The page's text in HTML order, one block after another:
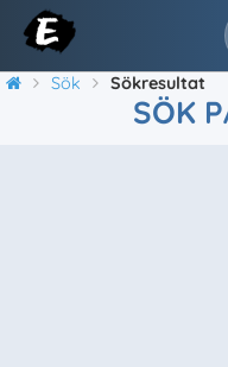
Sök Sökresultat
SÖK